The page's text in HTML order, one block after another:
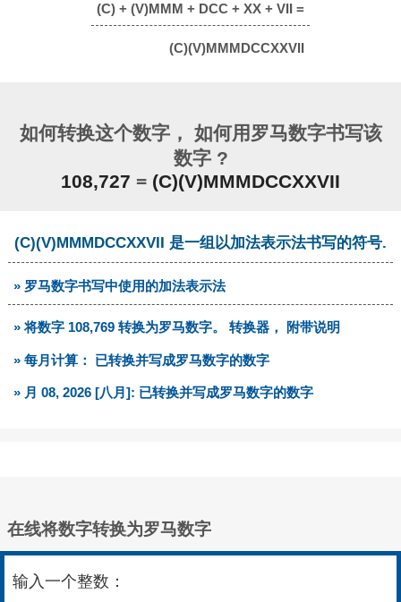
(C) + (V)MMM + DCC + XX + VII =
(C)(V)MMMDCCXXVII
如何转换这个数字， 如何用罗马数字书写该
数字 ?
108,727 = (C)(V)MMMDCCXXVII
(C)(V)MMMDCCXXVII 是一组以加法表示法书写的符号.
» 罗马数字书写中使用的加法表示法
» 将数字 108,769 转换为罗马数字。 转换器， 附带说明
» 每月计算： 已转换并写成罗马数字的数字
» 月 08, 2026 [八月]: 已转换并写成罗马数字的数字
在线将数字转换为罗马数字
输入一个整数：